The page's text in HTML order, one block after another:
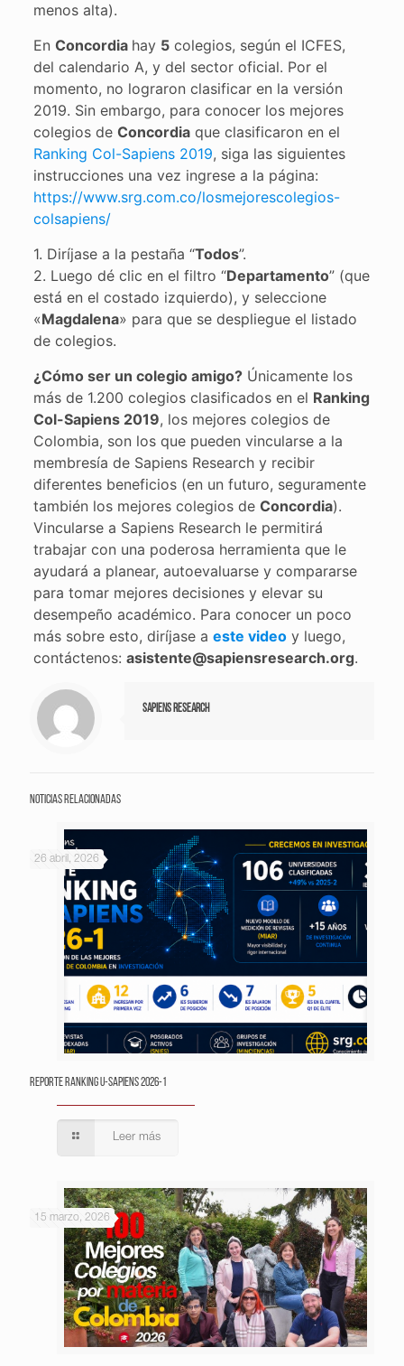
menos alta).
En Concordia hay 5colegios, según el ICFES,
del calendario A, y del sector oficial. Por el
momento, no lograron clasificar en la versión
2019. Sin embargo, para conocer los mejores
colegios de Concordiaque clasificaron en el
Ranking Col-Sapiens 2019, siga las siguientes
instrucciones una vez ingrese a la página:
https://www.srg.com.co/losmejorescolegios-
colsapiens/
1. Diríjase a la pestaña “Todos”.
2. Luego dé clic en el filtro “Departamento” (que
está en el costado izquierdo), y seleccione
«Magdalena» para que se despliegue el listado
de colegios.
¿Cómo ser un colegio amigo?Únicamente los
más de 1.200 colegios clasificados en el Ranking
Col-Sapiens 2019, los mejores colegios de
Colombia, son los que pueden vincularse a la
membresía de Sapiens Research y recibir
diferentes beneficios (en un futuro, seguramente
también los mejores colegios de Concordia).
Vincularse a Sapiens Research le permitirá
trabajar con una poderosa herramienta que le
ayudará a planear, autoevaluarse y compararse
para tomar mejores decisiones y elevar su
desempeño académico. Para conocer un poco
más sobre esto, diríjase a este videoy luego,
contáctenos: asistente@sapiensresearch.org.
Sapiens Research
Noticias relacionadas
26 abril, 2026
Reporte Ranking U-Sapiens 2026-1
Leer más
15 marzo, 2026